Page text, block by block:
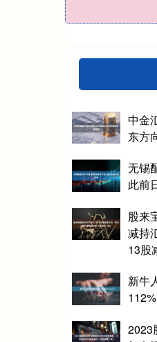
中金
东方
无锡
此前
股来
减持
13股
新牛
112%
2023